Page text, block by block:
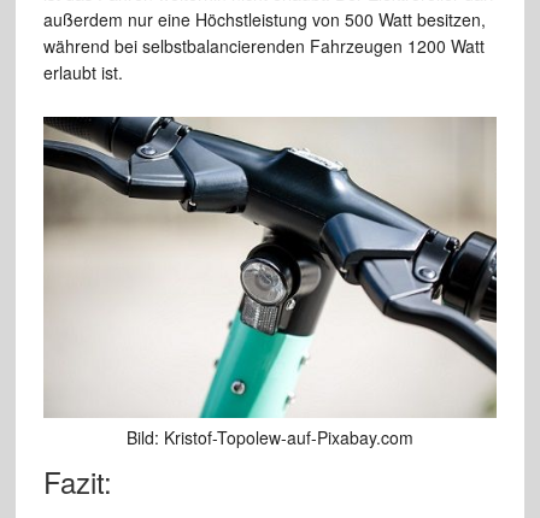
außerdem nur eine Höchstleistung von 500 Watt besitzen,
während bei selbstbalancierenden Fahrzeugen 1200 Watt
erlaubt ist.
Bild: Kristof-Topolew-auf-Pixabay.com
Fazit: